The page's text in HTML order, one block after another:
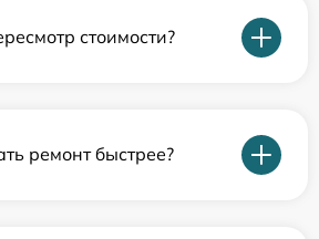
стоимости?
ремонт быстрее?